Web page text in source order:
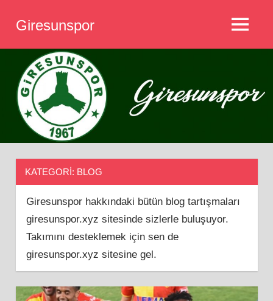
Giresunspor MENÜ
KATEGORI: BLOG
Giresunspor hakkındaki bütün blog tartışmaları
giresunspor.xyz sitesinde sizlerle buluşuyor.
Takımını desteklemek için sen de
giresunspor.xyz sitesine gel.